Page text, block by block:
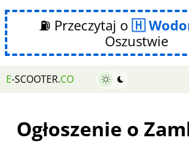
⛽ Przeczytaj o
Oszustwie
E-SCOOTER.CO
Ogłoszenie o